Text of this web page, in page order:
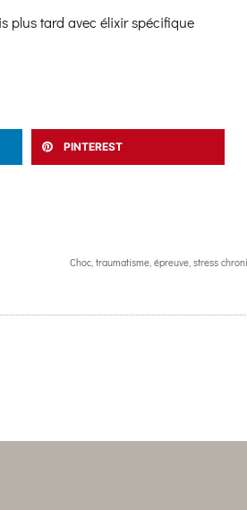
plus tard avec élixir spécifique
PINTEREST
Choc, traumatisme, épreuve, stress